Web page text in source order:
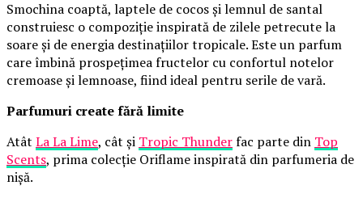
Smochina coaptă, laptele de cocos și lemnul de santal
construiesc o compoziție inspirată de zilele petrecute la
soare și de energia destinațiilor tropicale. Este un parfum
care îmbină prospețimea fructelor cu confortul notelor
cremoase și lemnoase, fiind ideal pentru serile de vară.
Parfumuri create fără limite
Atât La La Lime, cât și Tropic Thunderfac parte din Top
Scents, prima colecție Oriflame inspirată din parfumeria de
nișă.